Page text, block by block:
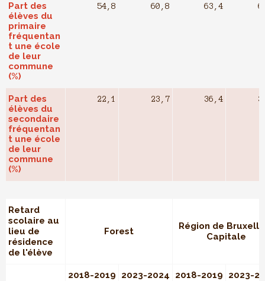
Part des
élèves du
primaire
fréquentan
t une école
de leur
commune
(%)
54,8 60,8 63,4
Part des
élèves du
secondaire
fréquentan
t une école
de leur
commune
(%)
22,1 23,7 36,4
Retard
scolaire au
lieu de
résidence
de l'élève
Forest
Région de
Capitale
2018-2019 2023-2024 2018-2019 2023-